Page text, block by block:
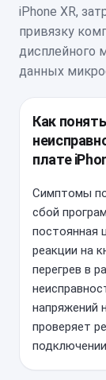
iPhone XR,
привязку
дисплейного
данных
Как
плате
Симптомы
сбой
постоянная
реакции на
перегрев в
напряжений
проверяет